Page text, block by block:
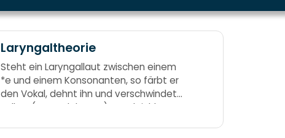
Laryngaltheorie
Steht ein Laryngallaut zwischen einem
*e und einem Konsonanten, so färbt er
den Vokal, dehnt ihn und verschwindet
selbst (Ersatzdehnung), vergleichbar